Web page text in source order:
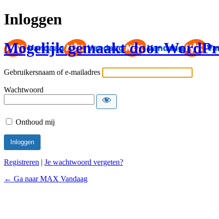
Inloggen
Mogelijk gemaakt door
Gebruikersnaam of e-mailadres
Wachtwoord
Onthoud mij
Registreren | Je wachtwoord vergeten?
← Ga naar MAX Vandaag